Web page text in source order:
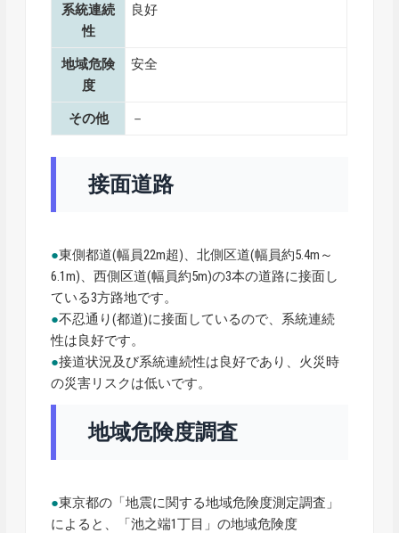
系統連続
性
良好
地域危険
度
安全
その他 －
接面道路
●東側都道(幅員22m超)、北側区道(幅員約5.4m～
6.1m)、西側区道(幅員約5m)の3本の道路に接面し
ている3方路地です。
●不忍通り(都道)に接面しているので、系統連続
性は良好です。
●接道状況及び系統連続性は良好であり、火災時
の災害リスクは低いです。
地域危険度調査
●東京都の「地震に関する地域危険度測定調査」
によると、「池之端1丁目」の地域危険度